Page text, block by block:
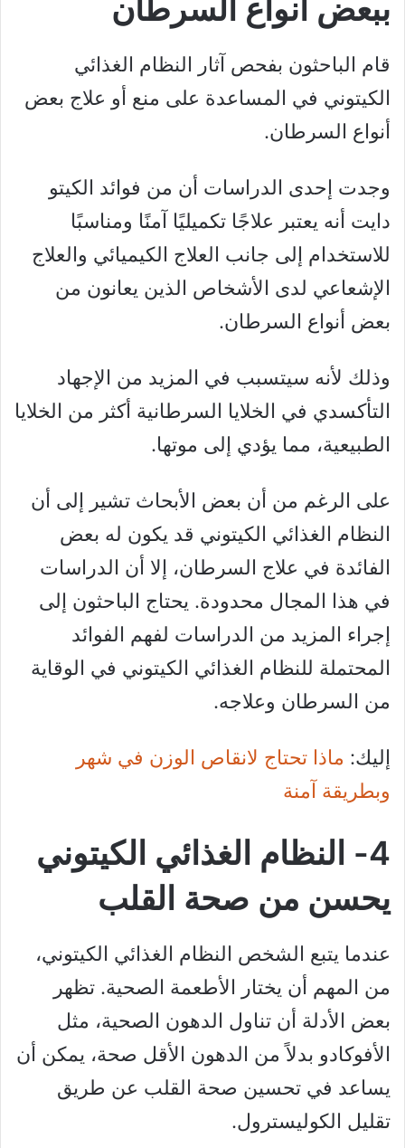
ببعض أنواع السرطان
قام الباحثون بفحص آثار النظام الغذائي
الكيتوني في المساعدة على منع أو علاج بعض
أنواع السرطان.
وجدت إحدى الدراسات أن من فوائد الكيتو
دايت أنه يعتبر علاجًا تكميليًا آمنًا ومناسبًا
للاستخدام إلى جانب العلاج الكيميائي والعلاج
الإشعاعي لدى الأشخاص الذين يعانون من
بعض أنواع السرطان.
وذلك لأنه سيتسبب في المزيد من الإجهاد
التأكسدي في الخلايا السرطانية أكثر من الخلايا
الطبيعية، مما يؤدي إلى موتها.
على الرغم من أن بعض الأبحاث تشير إلى أن
النظام الغذائي الكيتوني قد يكون له بعض
الفائدة في علاج السرطان، إلا أن الدراسات
في هذا المجال محدودة. يحتاج الباحثون إلى
إجراء المزيد من الدراسات لفهم الفوائد
المحتملة للنظام الغذائي الكيتوني في الوقاية
من السرطان وعلاجه.
إليك: ماذا تحتاج لانقاص الوزن في شهر
وبطريقة آمنة
4- النظام الغذائي الكيتوني
يحسن من صحة القلب
عندما يتبع الشخص النظام الغذائي الكيتوني،
من المهم أن يختار الأطعمة الصحية. تظهر
بعض الأدلة أن تناول الدهون الصحية، مثل
الأفوكادو بدلاً من الدهون الأقل صحة، يمكن أن
يساعد في تحسين صحة القلب عن طريق
تقليل الكوليسترول.